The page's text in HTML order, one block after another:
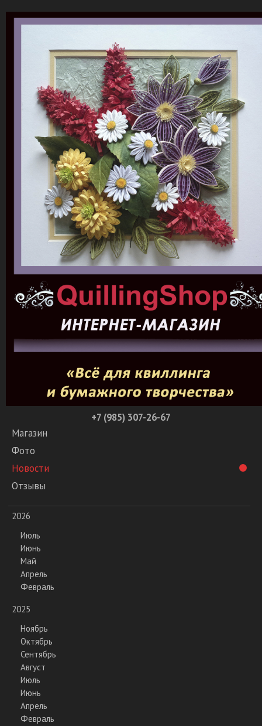
+7 (985) 307-26-67
Магазин
Фото
Новости
Отзывы
2026
Июль
Июнь
Май
Апрель
Февраль
2025
Ноябрь
Октябрь
Сентябрь
Август
Июль
Июнь
Апрель
Февраль